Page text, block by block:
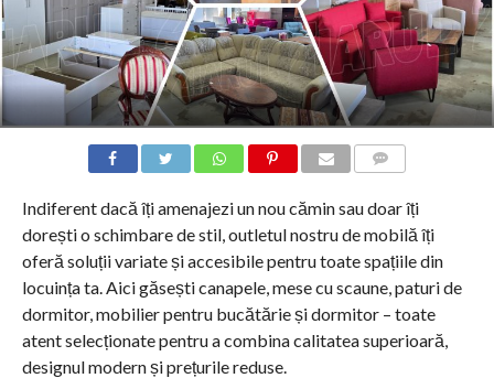
Indiferent dacă îți amenajezi un nou cămin sau doar îți
dorești o schimbare de stil, outletul nostru de mobilă îți
oferă soluții variate și accesibile pentru toate spațiile din
locuința ta. Aici găsești canapele, mese cu scaune, paturi de
dormitor, mobilier pentru bucătărie și dormitor – toate
atent selecționate pentru a combina calitatea superioară,
designul modern și prețurile reduse.